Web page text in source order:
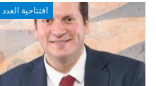
افتتاحية العدد